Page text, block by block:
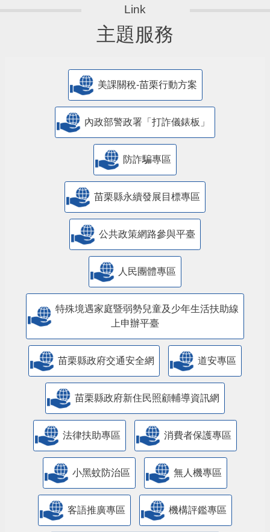
主題服務
美課關稅-苗栗行動方案
內政部警政署「打詐儀錶板」
防詐騙專區
苗栗縣永續發展目標專區
公共政策網路參與平臺
人民團體專區
特殊境遇家庭暨弱勢兒童及少年生活扶助線
上申辦平臺
苗栗縣政府交通安全網 道安專區
苗栗縣政府新住民照顧輔導資訊網
法律扶助專區 消費者保護專區
小黑蚊防治區 無人機專區
客語推廣專區 機構評鑑專區